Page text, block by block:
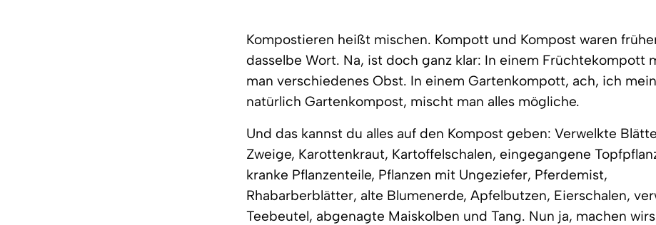
Kompostieren heißt mischen. Kompott und Kompost waren
dasselbe Wort. Na, ist doch ganz klar: In einem Früchtekompott
man verschiedenes Obst. In einem Gartenkompott, ach, ich
natürlich Gartenkompost, mischt man alles mögliche.
Und das kannst du alles auf den Kompost geben: Verwelkte
Zweige, Karottenkraut, Kartoffelschalen, eingegangene
kranke Pflanzenteile, Pflanzen mit Ungeziefer, Pferdemist,
Rhabarberblätter, alte Blumenerde, Apfelbutzen, Eierschalen,
Teebeutel, abgenagte Maiskolben und Tang. Nun ja, machen